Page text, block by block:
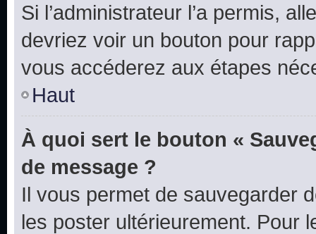
Si l’administrateur l’a permis,
devriez voir un bouton pour
vous accéderez aux étapes
Haut
À quoi sert le bouton «
de message ?
Il vous permet de sauvegarder
les poster ultérieurement. Pour